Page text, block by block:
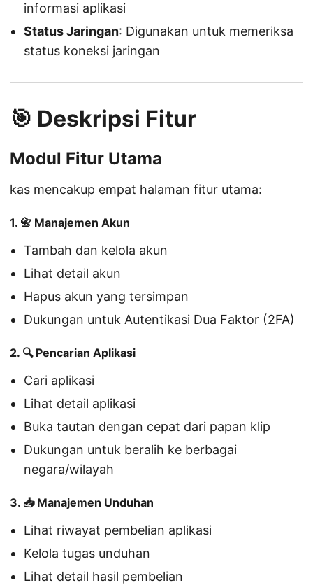
informasi aplikasi
Status Jaringan: Digunakan untuk memeriksa
status koneksi jaringan
🎯 Deskripsi Fitur
Modul Fitur Utama
kas mencakup empat halaman fitur utama:
1. 📇 Manajemen Akun
Tambah dan kelola akun
Lihat detail akun
Hapus akun yang tersimpan
Dukungan untuk Autentikasi Dua Faktor (2FA)
2. 🔍 Pencarian Aplikasi
Cari aplikasi
Lihat detail aplikasi
Buka tautan dengan cepat dari papan klip
Dukungan untuk beralih ke berbagai
negara/wilayah
3. 📥 Manajemen Unduhan
Lihat riwayat pembelian aplikasi
Kelola tugas unduhan
Lihat detail hasil pembelian